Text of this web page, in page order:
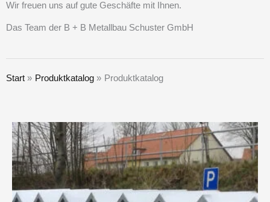
Wir freuen uns auf gute Geschäfte mit Ihnen.
Das Team der B + B Metallbau Schuster GmbH
Start Produktkatalog Produktkatalog